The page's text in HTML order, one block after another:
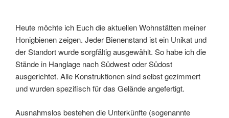
Heute möchte ich Euch die aktuellen Wohnstätten meiner
Honigbienen zeigen. Jeder Bienenstand ist ein Unikat und
der Standort wurde sorgfältig ausgewählt. So habe ich die
Stände in Hanglage nach Südwest oder Südost
ausgerichtet. Alle Konstruktionen sind selbst gezimmert
und wurden spezifisch für das Gelände angefertigt.
Ausnahmslos bestehen die Unterkünfte (sogenannte